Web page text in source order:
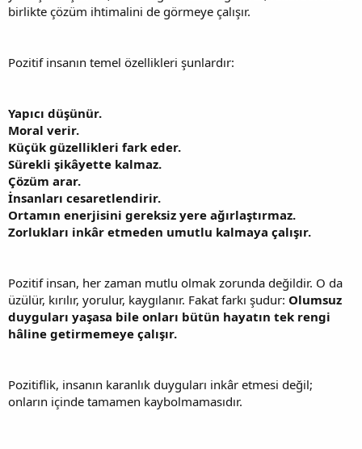
birlikte çözüm ihtimalini de görmeye çalışır.
Pozitif insanın temel özellikleri şunlardır:
Yapıcı düşünür.
Moral verir.
Küçük güzellikleri fark eder.
Sürekli şikâyette kalmaz.
Çözüm arar.
İnsanları cesaretlendirir.
Ortamın enerjisini gereksiz yere ağırlaştırmaz.
Zorlukları inkâr etmeden umutlu kalmaya çalışır.
Pozitif insan, her zaman mutlu olmak zorunda değildir. O da
üzülür, kırılır, yorulur, kaygılanır. Fakat farkı şudur: Olumsuz
duyguları yaşasa bile onları bütün hayatın tek rengi
hâline getirmemeye çalışır.
Pozitiflik, insanın karanlık duyguları inkâr etmesi değil;
onların içinde tamamen kaybolmamasıdır.